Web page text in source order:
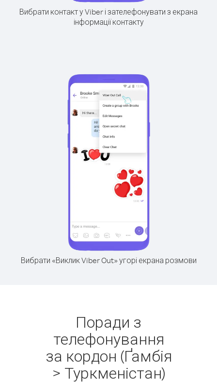
Вибрати контакт у Viber і зателефонувати з екрана
інформації контакту
Вибрати «Виклик Viber Out» угорі екрана розмови
Поради з
телефонування
за кордон (Ґамбія
> Туркменістан)